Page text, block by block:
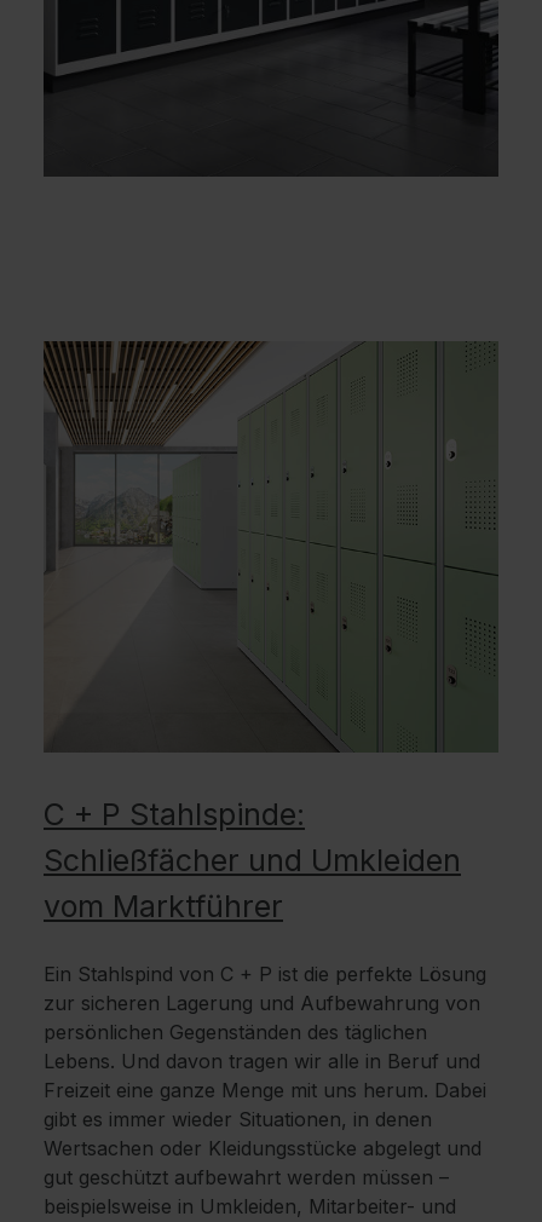
C + P Stahlspinde:
Schließfächer und Umkleiden
vom Marktführer
Ein Stahlspind von C + P ist die perfekte Lösung
zur sicheren Lagerung und Aufbewahrung von
persönlichen Gegenständen des täglichen
Lebens. Und davon tragen wir alle in Beruf und
Freizeit eine ganze Menge mit uns herum. Dabei
gibt es immer wieder Situationen, in denen
Wertsachen oder Kleidungsstücke abgelegt und
gut geschützt aufbewahrt werden müssen –
beispielsweise in Umkleiden, Mitarbeiter- und